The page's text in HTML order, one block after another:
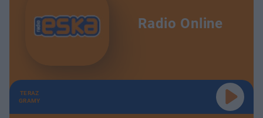
Radio Online
TERAZ
GRAMY